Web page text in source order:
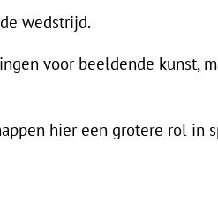
wedstrijd.
voor beeldende kunst,
hier een grotere rol in